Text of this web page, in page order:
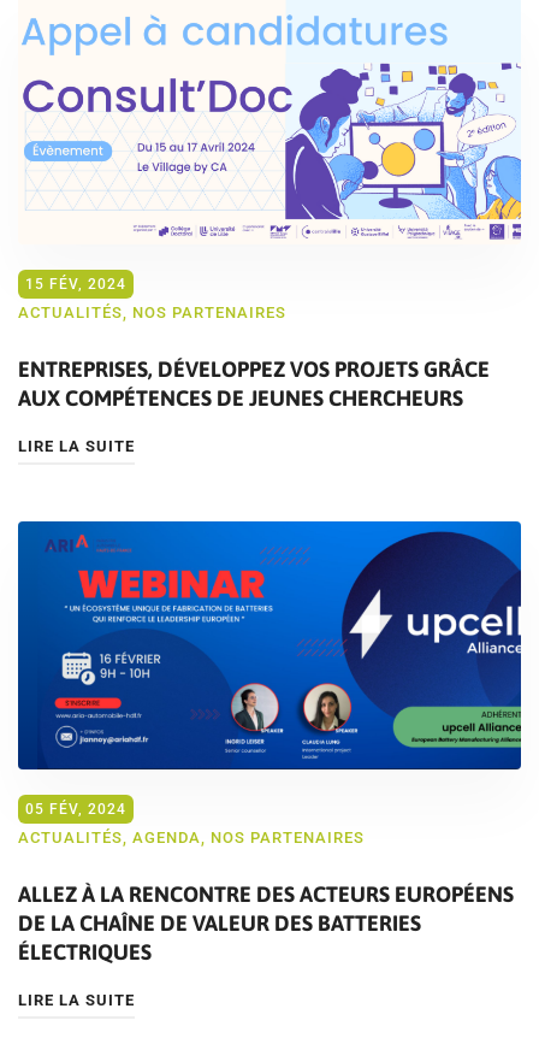
15 FÉV, 2024
ACTUALITÉS NOS PARTENAIRES
ENTREPRISES, DÉVELOPPEZ VOS PROJETS GRÂCE
AUX COMPÉTENCES DE JEUNES CHERCHEURS
LIRE LA SUITE
05 FÉV, 2024
ACTUALITÉS, AGENDA, NOS PARTENAIRES
ALLEZ À LA RENCONTRE DES ACTEURS EUROPÉENS
DE LA CHAÎNE DE VALEUR DES BATTERIES
ÉLECTRIQUES
LIRE LA SUITE